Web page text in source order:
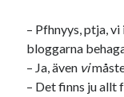
En amerikansk
Fula biblioteksböcker
– Pfhnyys, ptja,
bloggarna
– Ja, även vi
– Det finns ju allt